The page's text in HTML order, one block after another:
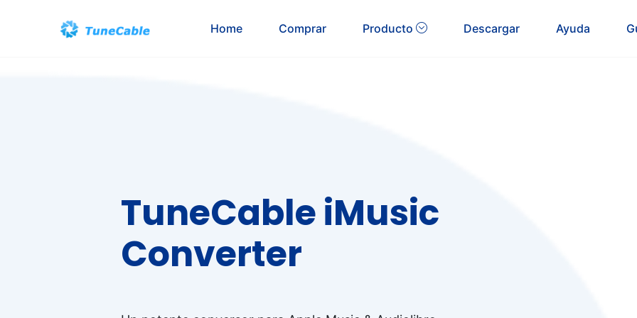
Home Comprar Producto Descargar Ayuda
TuneCable iMusic
Converter